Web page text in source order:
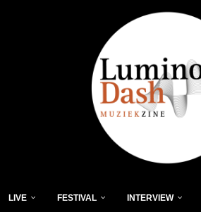
LIVE FESTIVAL INTERVIEW